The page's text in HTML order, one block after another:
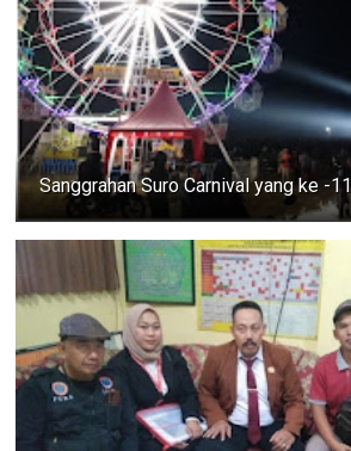
Sanggrahan Suro Carnival yang ke -